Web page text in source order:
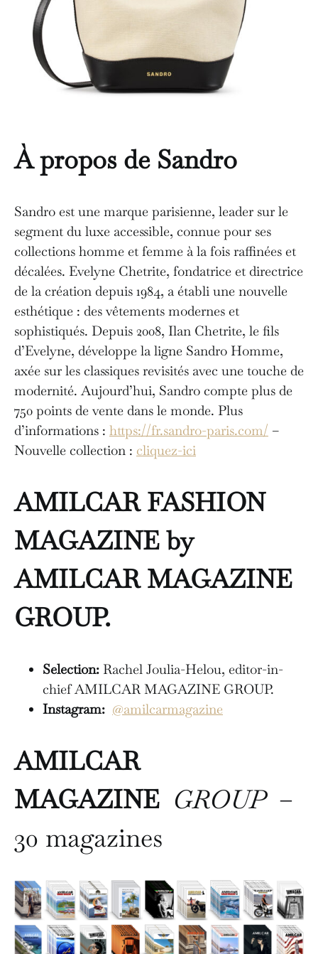
À propos de Sandro
Sandro est une marque parisienne, leader sur le
segment du luxe accessible, connue pour ses
collections homme et femme à la fois raffinées et
décalées. Evelyne Chetrite, fondatrice et directrice
de la création depuis 1984, a établi une nouvelle
esthétique : des vêtements modernes et
sophistiqués. Depuis 2008, Ilan Chetrite, le fils
d’Evelyne, développe la ligne Sandro Homme,
axée sur les classiques revisités avec une touche de
modernité. Aujourd’hui, Sandro compte plus de
750 points de vente dans le monde. Plus
d’informations : https://fr.sandro-paris.com/ –
Nouvelle collection : cliquez-ici
AMILCAR FASHION
MAGAZINE by
AMILCAR MAGAZINE
GROUP.
Selection: Rachel Joulia-Helou, editor-in-
chief AMILCAR MAGAZINE GROUP.
Instagram: @amilcarmagazine
AMILCAR
MAGAZINE GROUP –
30 magazines